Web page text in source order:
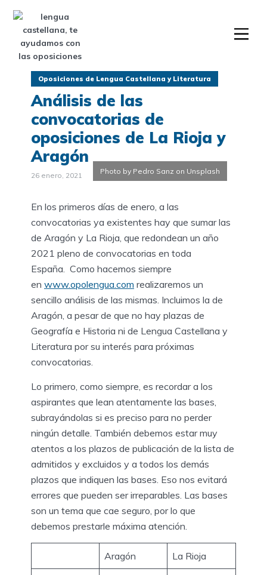
Oposiciones de Lengua Castellana y Literatura
Análisis de las
convocatorias de
oposiciones de La Rioja y
Aragón
26 enero, 2021 Photo by Pedro Sanz on Unsplash
En los primeros días de enero, a las
convocatorias ya existentes hay que sumar las
de Aragón y La Rioja, que redondean un año
2021 pleno de convocatorias en toda
España. Como hacemos siempre
en www.opolengua.com realizaremos un
sencillo análisis de las mismas. Incluimos la de
Aragón, a pesar de que no hay plazas de
Geografía e Historia ni de Lengua Castellana y
Literatura por su interés para próximas
convocatorias.
Lo primero, como siempre, es recordar a los
aspirantes que lean atentamente las bases,
subrayándolas si es preciso para no perder
ningún detalle. También debemos estar muy
atentos a los plazos de publicación de la lista de
admitidos y excluidos y a todos los demás
plazos que indiquen las bases. Eso nos evitará
errores que pueden ser irreparables. Las bases
son un tema que cae seguro, por lo que
debemos prestarle máxima atención.
Aragón La Rioja